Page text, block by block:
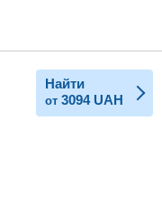
Найти
от 3094 UAH